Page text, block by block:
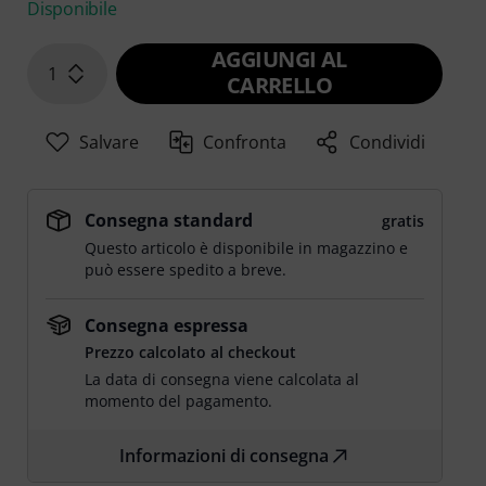
Disponibile
1
AGGIUNGI AL
CARRELLO
Salvare Confronta Condividi
Consegna standard
gratis
Questo articolo è disponibile in magazzino e
può essere spedito a breve.
Consegna espressa
Prezzo calcolato al checkout
La data di consegna viene calcolata al
momento del pagamento.
Informazioni di consegna